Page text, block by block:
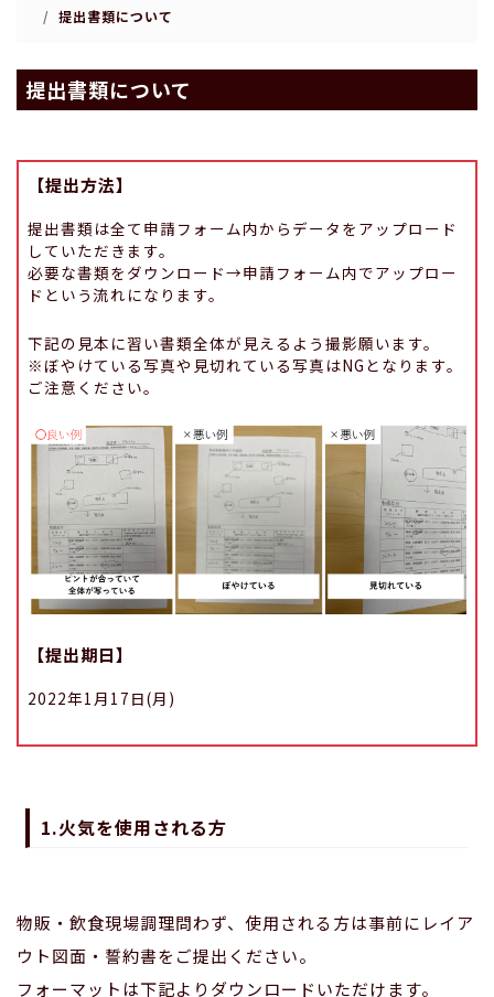
提出書類について
提出書類について
【提出方法】
提出書類は全て申請フォーム内からデータをアップロード
していただきます。
必要な書類をダウンロード→申請フォーム内でアップロー
ドという流れになります。
下記の見本に習い書類全体が見えるよう撮影願います。
※ぼやけている写真や見切れている写真はNGとなります。
ご注意ください。
【提出期日】
2022年1月17日(月)
1.火気を使用される方
物販・飲食現場調理問わず、使用される方は事前にレイア
ウト図面・誓約書をご提出ください。
フォーマットは下記よりダウンロードいただけます。